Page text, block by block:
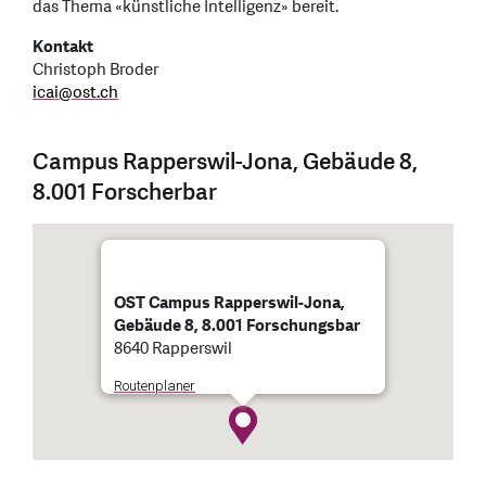
das Thema «künstliche Intelligenz» bereit.
Kontakt
Christoph Broder
icai@ost.ch
Campus Rapperswil-Jona, Gebäude 8,
8.001 Forscherbar
OST Campus Rapperswil-Jona,
Gebäude 8, 8.001 Forschungsbar
8640 Rapperswil
Routenplaner